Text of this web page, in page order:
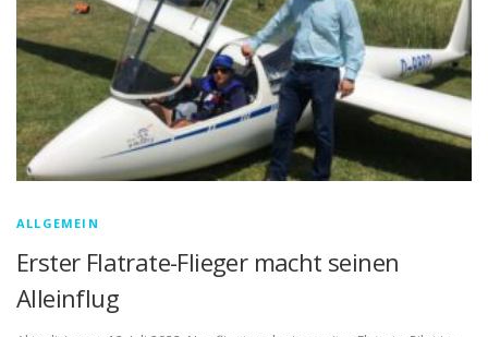
ALLGEMEIN
Erster Flatrate-Flieger macht seinen
Alleinflug